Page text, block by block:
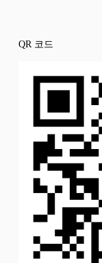
QR 코드